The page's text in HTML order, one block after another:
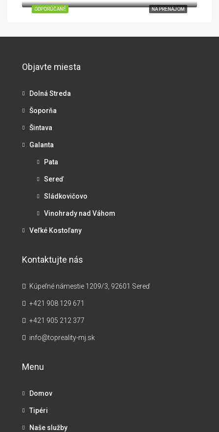
NA PRENÁJOM
ODPORÚČANÉ
Objavte miesta
Dolná Streda
Šoporňa
Šintava
Galanta
Pata
Sereď
Sládkovičovo
Vinohrady nad Váhom
Veľké Kostoľany
Kontaktujte nás
Kúpeľné námestie 1209/3, 92601 Sereď
+421 908 129 671
+421 905 212 377
info@topreality-mj.sk
Menu
Domov
Tipéri
Naše služby